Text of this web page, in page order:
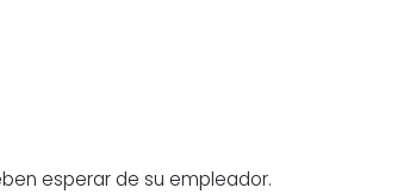
esperar de su empleador.